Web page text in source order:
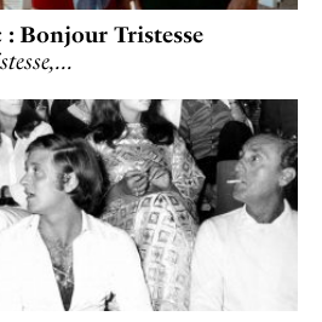
Bonjour Tristesse